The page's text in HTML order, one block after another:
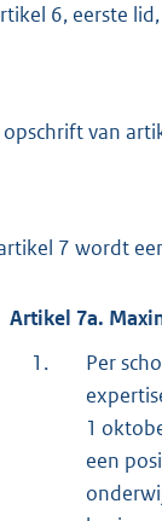
6, eerste
van
7 wordt
Artikel 7a.
1.
Per
1
een